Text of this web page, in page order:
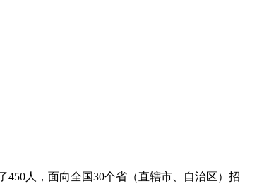
450人，面向全国30个省（直辖市、自治区）招